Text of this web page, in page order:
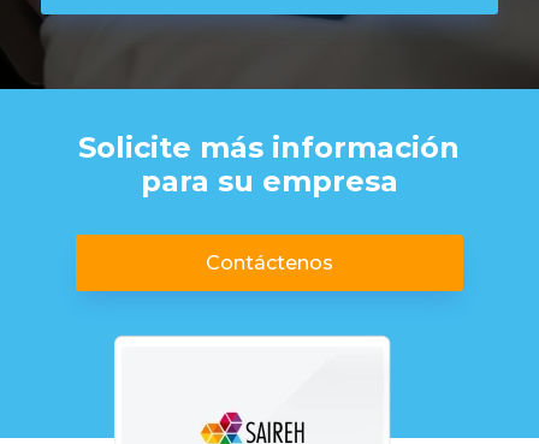
Solicite más información
para su empresa
Contáctenos